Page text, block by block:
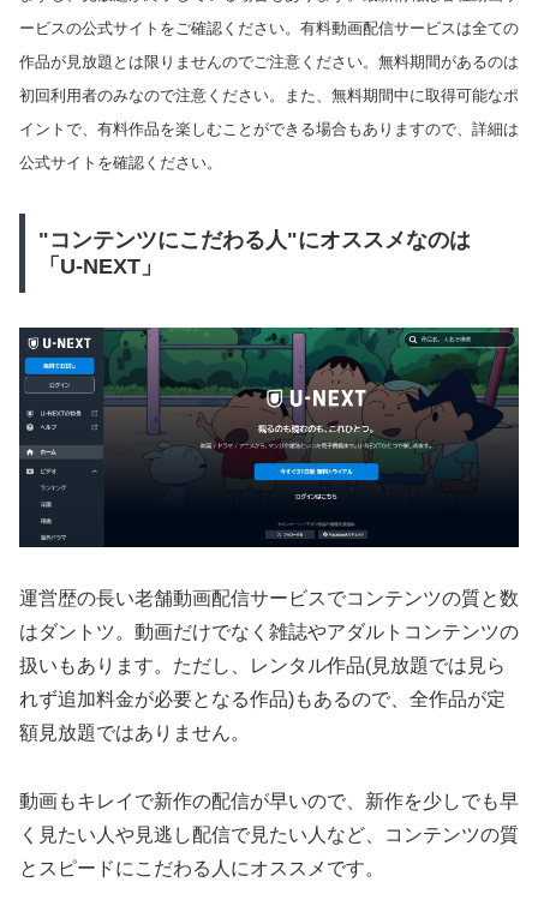
ービスの公式サイトをご確認ください。有料動画配信サービスは全ての
作品が見放題とは限りませんのでご注意ください。無料期間があるのは
初回利用者のみなので注意ください。また、無料期間中に取得可能なポ
イントで、有料作品を楽しむことができる場合もありますので、詳細は
公式サイトを確認ください。
"コンテンツにこだわる人"にオススメなのは
「U-NEXT」
運営歴の長い老舗動画配信サービスでコンテンツの質と数
はダントツ。動画だけでなく雑誌やアダルトコンテンツの
扱いもあります。ただし、レンタル作品(見放題では見ら
れず追加料金が必要となる作品)もあるので、全作品が定
額見放題ではありません。
動画もキレイで新作の配信が早いので、新作を少しでも早
く見たい人や見逃し配信で見たい人など、コンテンツの質
とスピードにこだわる人にオススメです。